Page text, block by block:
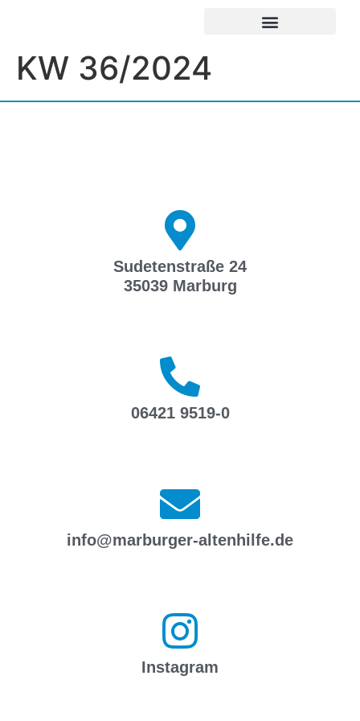
KW 36/2024
Sudetenstraße 24
35039 Marburg
06421 9519-0
info@marburger-altenhilfe.de
Instagram